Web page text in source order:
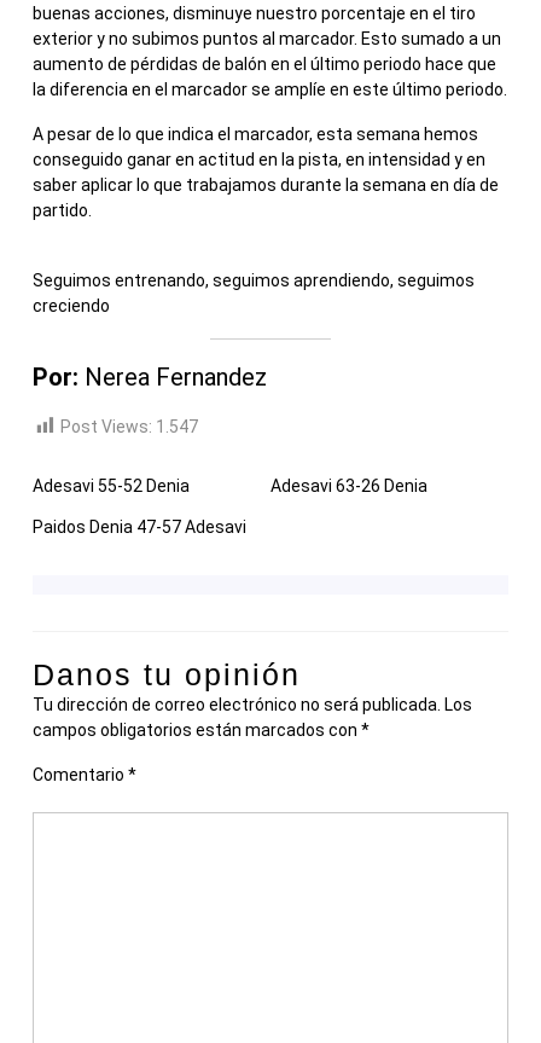
buenas acciones, disminuye nuestro porcentaje en el tiro
exterior y no subimos puntos al marcador. Esto sumado a un
aumento de pérdidas de balón en el último periodo hace que
la diferencia en el marcador se amplíe en este último periodo.
A pesar de lo que indica el marcador, esta semana hemos
conseguido ganar en actitud en la pista, en intensidad y en
saber aplicar lo que trabajamos durante la semana en día de
partido.
Seguimos entrenando, seguimos aprendiendo, seguimos
creciendo
Por: Nerea Fernandez
Post Views: 1.547
Adesavi 55-52 Denia Adesavi 63-26 Denia
Paidos Denia 47-57 Adesavi
Danos tu opinión
Tu dirección de correo electrónico no será publicada. Los
campos obligatorios están marcados con *
Comentario *